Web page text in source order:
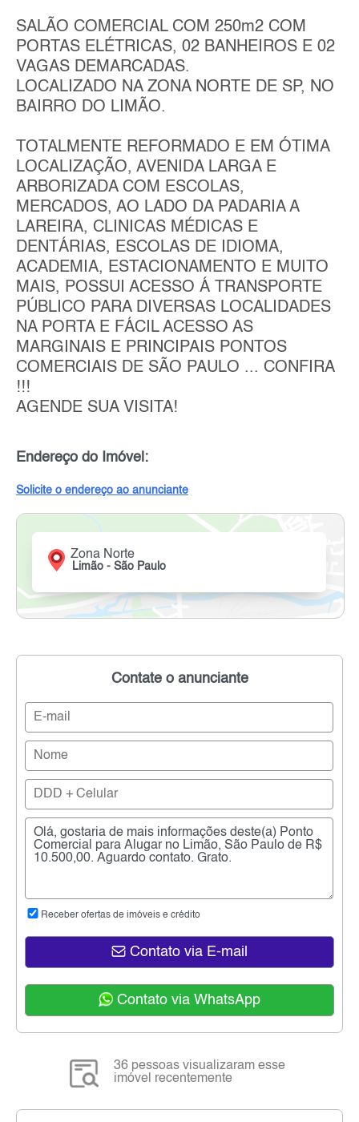
SALÃO COMERCIAL COM 250m2 COM
PORTAS ELÉTRICAS, 02 BANHEIROS E 02
VAGAS DEMARCADAS.
LOCALIZADO NA ZONA NORTE DE SP, NO
BAIRRO DO LIMÃO.
TOTALMENTE REFORMADO E EM ÓTIMA
LOCALIZAÇÃO, AVENIDA LARGA E
ARBORIZADA COM ESCOLAS,
MERCADOS, AO LADO DA PADARIA A
LAREIRA, CLINICAS MÉDICAS E
DENTÁRIAS, ESCOLAS DE IDIOMA,
ACADEMIA, ESTACIONAMENTO E MUITO
MAIS, POSSUI ACESSO Á TRANSPORTE
PÚBLICO PARA DIVERSAS LOCALIDADES
NA PORTA E FÁCIL ACESSO AS
MARGINAIS E PRINCIPAIS PONTOS
COMERCIAIS DE SÃO PAULO ... CONFIRA
!!!
AGENDE SUA VISITA!
Endereço do Imóvel:
Solicite o endereço ao anunciante
Zona Norte
Limão - São Paulo
Contate o anunciante
Receber ofertas de imóveis e crédito
Contato via E-mail
Contato via WhatsApp
36 pessoas visualizaram esse
imóvel recentemente